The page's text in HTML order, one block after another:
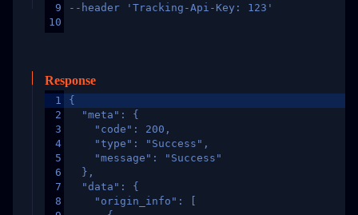
9
10
--header 'Tracking-Api-Key: 123'
Response
1
2
3
4
5
6
7
8
{
  "meta": {
    "code": 200,
    "type": "Success",
    "message": "Success"
  },
  "data": {
    "origin_info": [